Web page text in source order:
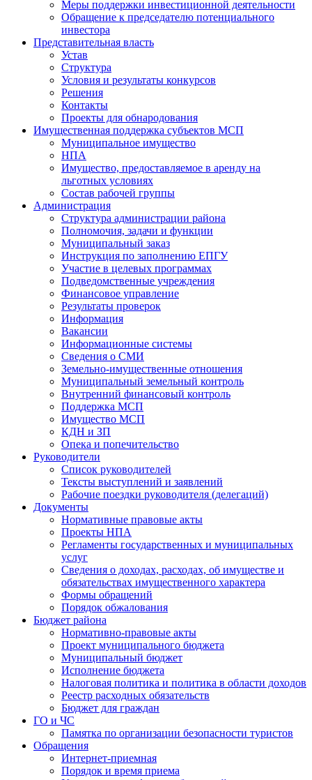
Меры поддержки инвестиционной деятельности
Обращение к председателю потенциального
инвестора
Представительная власть
Устав
Структура
Условия и результаты конкурсов
Решения
Контакты
Проекты для обнародования
Имущественная поддержка субъектов МСП
Муниципальное имущество
НПА
Имущество, предоставляемое в аренду на
льготных условиях
Состав рабочей группы
Администрация
Структура администрации района
Полномочия, задачи и функции
Муниципальный заказ
Инструкция по заполнению ЕПГУ
Участие в целевых программах
Подведомственные учреждения
Финансовое управление
Результаты проверок
Информация
Вакансии
Информационные системы
Сведения о СМИ
Земельно-имущественные отношения
Муниципальный земельный контроль
Внутренний финансовый контроль
Поддержка МСП
Имущество МСП
КДН и ЗП
Опека и попечительство
Руководители
Список руководителей
Тексты выступлений и заявлений
Рабочие поездки руководителя (делегаций)
Документы
Нормативные правовые акты
Проекты НПА
Регламенты государственных и муниципальных
услуг
Сведения о доходах, расходах, об имуществе и
обязательствах имущественного характера
Формы обращений
Порядок обжалования
Бюджет района
Нормативно-правовые акты
Проект муниципального бюджета
Муниципальный бюджет
Исполнение бюджета
Налоговая политика и политика в области доходов
Реестр расходных обязательств
Бюджет для граждан
ГО и ЧС
Памятка по организации безопасности туристов
Обращения
Интернет-приемная
Порядок и время приема